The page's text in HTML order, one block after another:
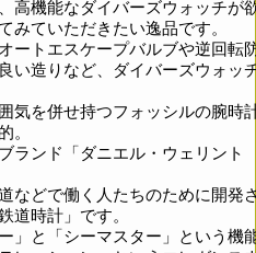
高機能なダイバーズウォッチが
みていただきたい逸品です。
ートエスケープバルブや逆回転
い造りなど、ダイバーズウォッ
気を併せ持つフォッシルの腕時
。
ランド「ダニエル・ウェリント
などで働く人たちのために開発
道時計」です。
」と「シーマスター」という機